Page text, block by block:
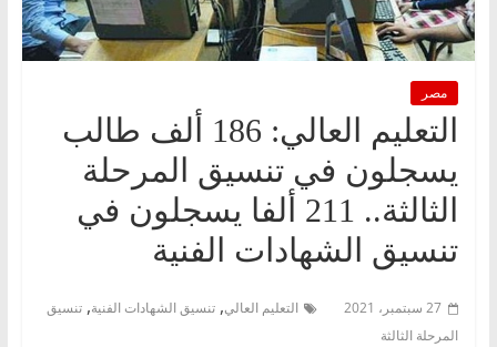
مصر
التعليم العالي: 186 ألف طالب
يسجلون في تنسيق المرحلة
الثالثة.. 211 ألفا يسجلون في
تنسيق الشهادات الفنية
27 سبتمبر، 2021 التعليم العالي, تنسيق الشهادات الفنية, تنسيق
المرحلة الثالثة